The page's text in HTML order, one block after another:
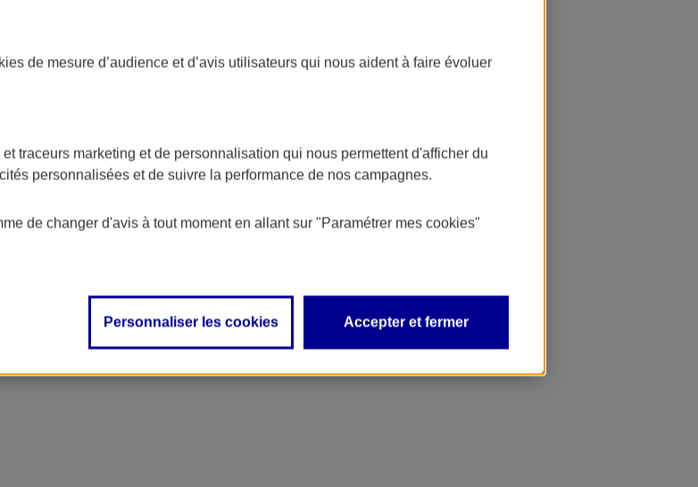
de mesure d’audience et d’avis utilisateurs qui nous aident à faire évoluer
traceurs marketing et de personnalisation qui nous permettent d'afficher du
personnalisées et de suivre la performance de nos campagnes.
de changer d'avis à tout moment en allant sur "Paramétrer mes cookies"
Personnaliser les cookies Accepter et fermer